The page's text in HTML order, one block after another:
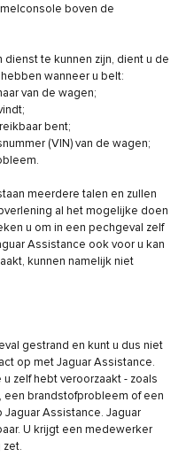
boven de
te kunnen zijn, dient u de
wanneer u belt:
van de wagen;
bent;
(VIN) van de wagen;
meerdere talen en zullen
al het mogelijke doen
u om in een pechgeval zelf
Assistance ook voor u kan
kunnen namelijk niet
gestrand en kunt u dus niet
op met Jaguar Assistance.
zelf hebt veroorzaakt - zoals
brandstofprobleem of een
Assistance. Jaguar
U krijgt een medewerker
zet.